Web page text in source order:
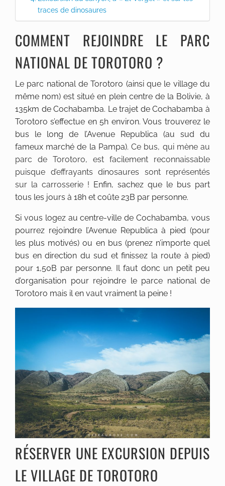
traces de dinosaures
COMMENT REJOINDRE LE PARC
NATIONAL DE TOROTORO ?
Le parc national de Torotoro (ainsi que le village du
même nom) est situé en plein centre de la Bolivie, à
135km de Cochabamba. Le trajet de Cochabamba à
Torotoro s’effectue en 5h environ. Vous trouverez le
bus le long de l’Avenue Republica (au sud du
fameux marché de la Pampa).Ce bus, qui mène au
parc de Torotoro, est facilement reconnaissable
puisque d’effrayants dinosaures sont représentés
sur la carrosserie ! Enfin, sachez que le bus part
tous les jours à 18h et coûte 23B par personne.
Si vous logez au centre-ville de Cochabamba, vous
pourrez rejoindre l’Avenue Republica à pied (pour
les plus motivés) ou en bus (prenez n’importe quel
bus en direction du sud et finissez la route à pied)
pour 1,50B par personne. Il faut donc un petit peu
d’organisation pour rejoindre le parce national de
Torotoro mais il en vaut vraiment la peine !
RÉSERVER UNE EXCURSION DEPUIS
LE VILLAGE DE TOROTORO